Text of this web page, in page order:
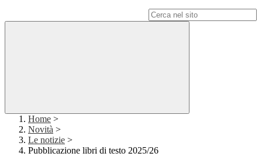
Home >
Novità >
Le notizie >
Pubblicazione libri di testo 2025/26